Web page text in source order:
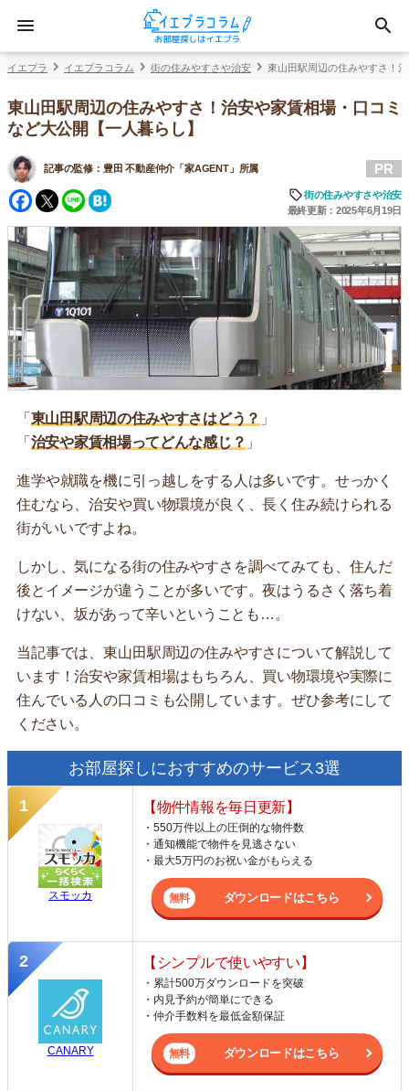
イエプラ イエプラコラム 街の住みやすさや治安 東山田駅周辺の住みやすさ！
東山田駅周辺の住みやすさ！治安や家賃相場・口コミ
など大公開【一人暮らし】
記事の監修： 豊田 不動産仲介「家AGENT」所属
Facebook
Twitter
Line
PR
街の住みやすさや治安
最終更新：2025年6月19日
「 東山田駅周辺の住みやすさはどう？ 」
「 治安や家賃相場ってどんな感じ？ 」
進学や就職を機に引っ越しをする人は多いです。せっかく
住むなら、治安や買い物環境が良く、長く住み続けられる
街がいいですよね。
しかし、気になる街の住みやすさを調べてみても、住んだ
後とイメージが違うことが多いです。夜はうるさく落ち着
けない、坂があって辛いということも…。
当記事では、東山田駅周辺の住みやすさについて解説して
います！治安や家賃相場はもちろん、買い物環境や実際に
住んでいる人の口コミも公開しています。ぜひ参考にして
ください。
お部屋探しにおすすめのサービス3選
スモッカ
【物件情報を毎日更新】
・550万件以上の圧倒的な物件数
・通知機能で物件を見逃さない
・最大5万円のお祝い金がもらえる
ダウンロードはこちら
CANARY
【シンプルで使いやすい】
・累計500万ダウンロードを突破
・内見予約が簡単にできる
・仲介手数料を最低金額保証
ダウンロードはこちら